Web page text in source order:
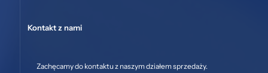
Kontakt z nami
Zachęcamy do kontaktu z naszym działem sprzedaży.